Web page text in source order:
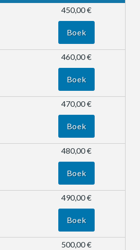
450,00 €
Boek
460,00 €
Boek
470,00 €
Boek
480,00 €
Boek
490,00 €
Boek
500,00 €